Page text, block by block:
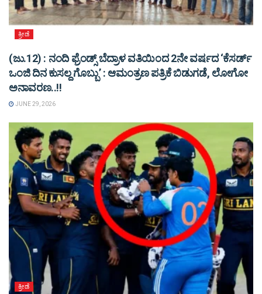
ಕ್ರೀಡೆ
(ಜು.12) : ನಂದಿ ಫ್ರೆಂಡ್ಸ್ ಬೆದ್ರಾಳ ವತಿಯಿಂದ 2ನೇ ವರ್ಷದ ‘ಕೆಸರ್ಡ್
ಒಂಜಿ ದಿನ ಕುಸಲ್ದ ಗೊಬ್ಬು’ : ಆಮಂತ್ರಣ ಪತ್ರಿಕೆ ಬಿಡುಗಡೆ, ಲೋಗೋ
ಅನಾವರಣ..!!
JUNE 29, 2026
ಕ್ರೀಡೆ